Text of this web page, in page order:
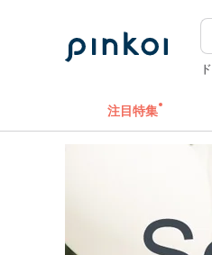
注目特集